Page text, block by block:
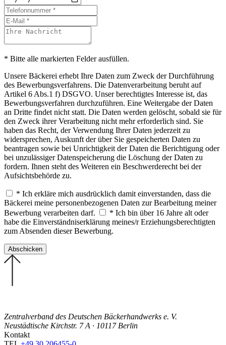
* Bitte alle markierten Felder ausfüllen.
Unsere Bäckerei erhebt Ihre Daten zum Zweck der Durchführung
des Bewerbungsverfahrens. Die Datenverarbeitung beruht auf
Artikel 6 Abs.1 f) DSGVO. Unser berechtigtes Interesse ist, das
Bewerbungsverfahren durchzuführen. Eine Weitergabe der Daten
an Dritte findet nicht statt. Die Daten werden gelöscht, sobald sie für
den Zweck ihrer Verarbeitung nicht mehr erforderlich sind. Sie
haben das Recht, der Verwendung Ihrer Daten jederzeit zu
widersprechen, Auskunft der über Sie gespeicherten Daten zu
beantragen sowie bei Unrichtigkeit der Daten die Berichtigung oder
bei unzulässiger Datenspeicherung die Löschung der Daten zu
fordern. Ihnen steht des Weiteren ein Beschwerderecht bei der
Aufsichtsbehörde zu.
* Ich erkläre mich ausdrücklich damit einverstanden, dass die
Bäckerei meine personenbezogenen Daten zur Bearbeitung meiner
Bewerbung verarbeiten darf.
* Ich bin über 16 Jahre alt oder
habe die Einverständniserklärung meines/r Erziehungsberechtigten
zum Absenden dieser Bewerbung.
Zentralverband des Deutschen Bäckerhandwerks e. V.
Neustädtische Kirchstr. 7 A · 10117 Berlin
Kontakt